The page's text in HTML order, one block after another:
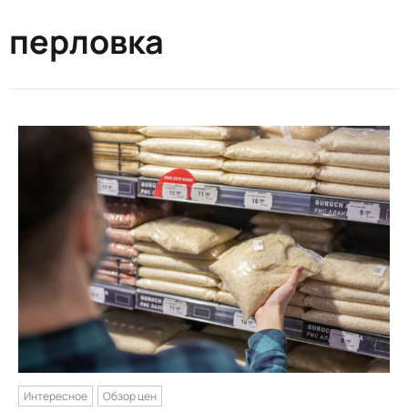
перловка
Интересное Обзор цен